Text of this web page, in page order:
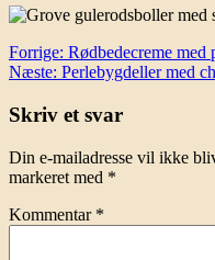
Indlægsnavigation
Forrige: Rødbedecreme
Næste: Perlebygdeller med
Skriv et svar
Din e-mailadresse vil ikke
markeret med *
Kommentar *